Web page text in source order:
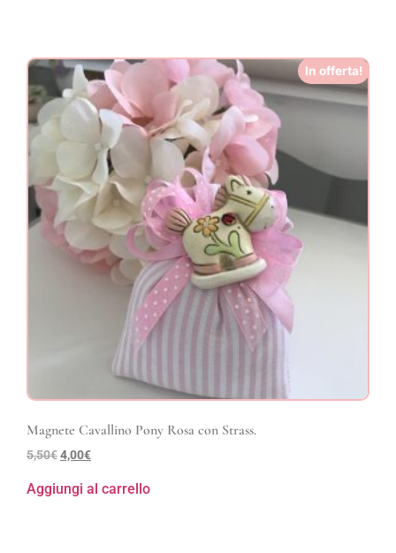
In offerta!
Magnete Cavallino Pony Rosa con Strass.
5,50€4,00€
Aggiungi al carrello